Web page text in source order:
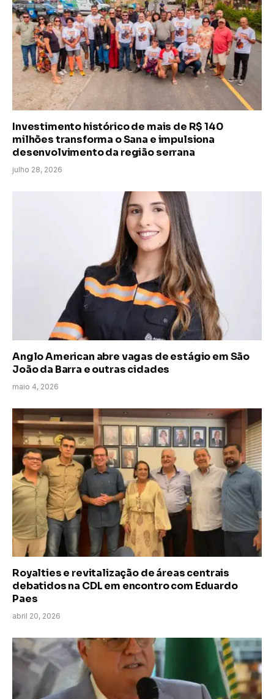
Investimento histórico de mais de R$ 140
milhões transforma o Sana e impulsiona
desenvolvimento da região serrana
julho 28, 2026
Anglo American abre vagas de estágio em São
João da Barra e outras cidades
maio 4, 2026
Royalties e revitalização de áreas centrais
debatidos na CDL em encontro com Eduardo
Paes
abril 20, 2026